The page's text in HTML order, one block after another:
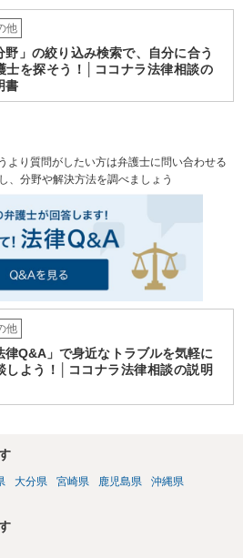
他
野」の絞り込み検索で、自分に合う
士を探そう！│ココナラ法律相談の
書
より質問がしたい方は弁護士に問い合わせる
、分野や解決方法を調べましょう
他
律Q&A」で身近なトラブルを気軽に
しよう！│ココナラ法律相談の説明
大分県 宮崎県 鹿児島県 沖縄県